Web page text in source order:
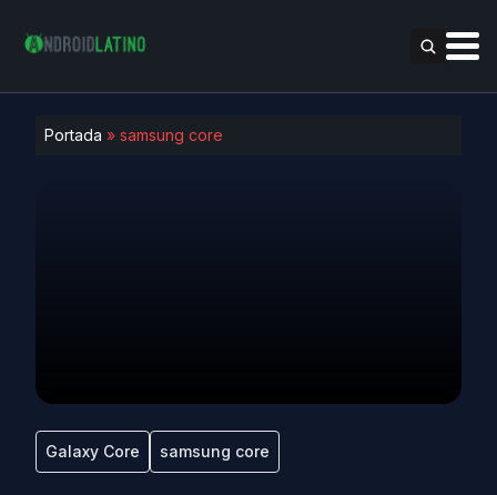
Portada » samsung core
Galaxy Core samsung core